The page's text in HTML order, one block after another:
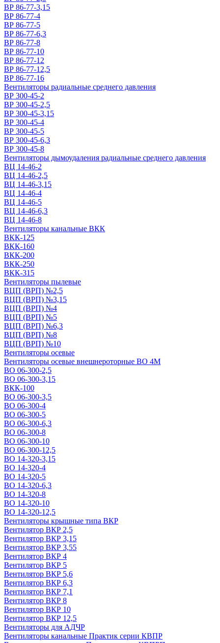
ВР 86-77-3,15
ВР 86-77-4
ВР 86-77-5
ВР 86-77-6,3
ВР 86-77-8
ВР 86-77-10
ВР 86-77-12
ВР 86-77-12,5
ВР 86-77-16
Вентиляторы радиальные среднего давления
ВР 300-45-2
ВР 300-45-2,5
ВР 300-45-3,15
ВР 300-45-4
ВР 300-45-5
ВР 300-45-6,3
ВР 300-45-8
Вентиляторы дымоудаления радиальные среднего давления
ВЦ 14-46-2
ВЦ 14-46-2,5
ВЦ 14-46-3,15
ВЦ 14-46-4
ВЦ 14-46-5
ВЦ 14-46-6,3
ВЦ 14-46-8
Вентиляторы канальные ВКК
ВКК-125
ВКК-160
ВКК-200
ВКК-250
ВКК-315
Вентиляторы пылевые
ВЦП (ВРП) №2,5
ВЦП (ВРП) №3,15
ВЦП (ВРП) №4
ВЦП (ВРП) №5
ВЦП (ВРП) №6,3
ВЦП (ВРП) №8
ВЦП (ВРП) №10
Вентиляторы осевые
Вентиляторы осевые внешнероторные ВО 4М
ВО 06-300-2,5
ВО 06-300-3,15
ВКК-100
ВО 06-300-3,5
ВО 06-300-4
ВО 06-300-5
ВО 06-300-6,3
ВО 06-300-8
ВО 06-300-10
ВО 06-300-12,5
ВО 14-320-3,15
ВО 14-320-4
ВО 14-320-5
ВО 14-320-6,3
ВО 14-320-8
ВО 14-320-10
ВО 14-320-12,5
Вентиляторы крышные типа ВКР
Вентилятор ВКР 2,5
Вентилятор ВКР 3,15
Вентилятор ВКР 3,55
Вентилятор ВКР 4
Вентилятор ВКР 5
Вентилятор ВКР 5,6
Вентилятор ВКР 6,3
Вентилятор ВКР 7,1
Вентилятор ВКР 8
Вентилятор ВКР 10
Вентилятор ВКР 12,5
Вентиляторы для АДЧР
Вентиляторы канальные Практик серии КВПР